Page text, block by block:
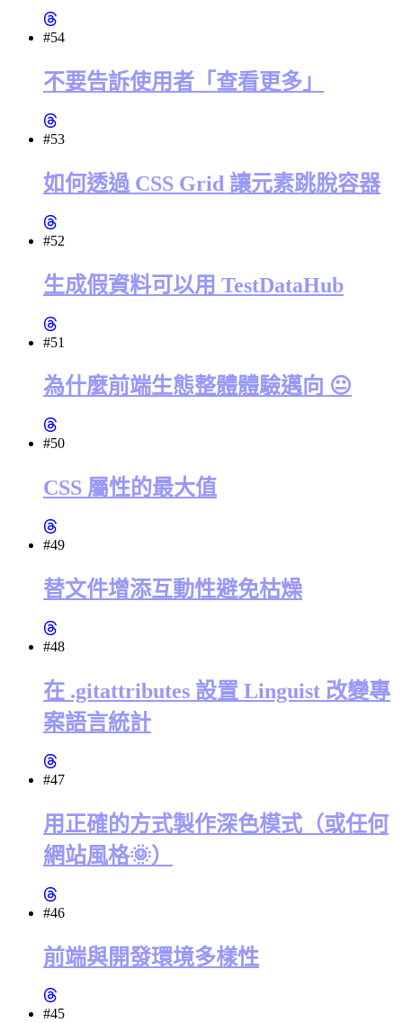
#54
不要告訴使用者「查看更多」
#53
如何透過 CSS Grid 讓元素跳脫容器
#52
生成假資料可以用 TestDataHub
#51
為什麼前端生態整體體驗邁向 😐
#50
CSS 屬性的最大值
#49
替文件增添互動性避免枯燥
#48
在 .gitattributes 設置 Linguist 改變專
案語言統計
#47
用正確的方式製作深色模式（或任何
網站風格🌞）
#46
前端與開發環境多樣性
#45